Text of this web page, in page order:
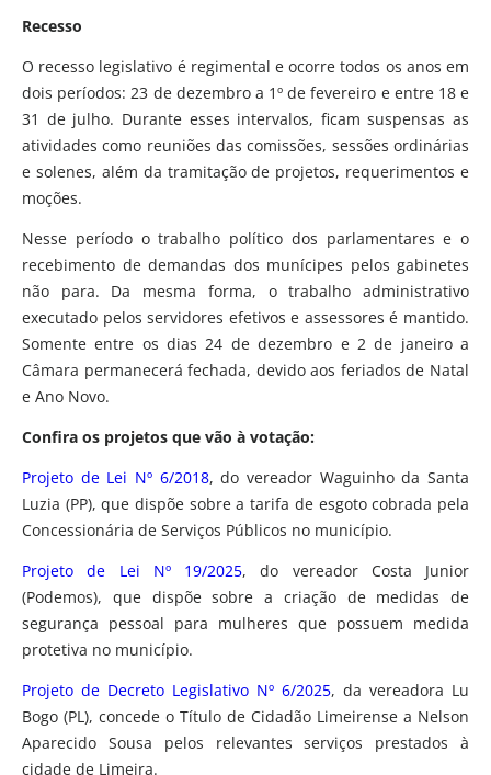
Recesso
O recesso legislativo é regimental e ocorre todos os anos em
dois períodos: 23 de dezembro a 1º de fevereiro e entre 18 e
31 de julho. Durante esses intervalos, ficam suspensas as
atividades como reuniões das comissões, sessões ordinárias
e solenes, além da tramitação de projetos, requerimentos e
moções.
Nesse período o trabalho político dos parlamentares e o
recebimento de demandas dos munícipes pelos gabinetes
não para. Da mesma forma, o trabalho administrativo
executado pelos servidores efetivos e assessores é mantido.
Somente entre os dias 24 de dezembro e 2 de janeiro a
Câmara permanecerá fechada, devido aos feriados de Natal
e Ano Novo.
Confira os projetos que vão à votação:
Projeto de Lei Nº 6/2018, do vereador Waguinho da Santa
Luzia (PP), que dispõe sobre a tarifa de esgoto cobrada pela
Concessionária de Serviços Públicos no município.
Projeto de Lei Nº 19/2025, do vereador Costa Junior
(Podemos), que dispõe sobre a criação de medidas de
segurança pessoal para mulheres que possuem medida
protetiva no município.
Projeto de Decreto Legislativo Nº 6/2025, da vereadora Lu
Bogo (PL), concede o Título de Cidadão Limeirense a Nelson
Aparecido Sousa pelos relevantes serviços prestados à
cidade de Limeira.